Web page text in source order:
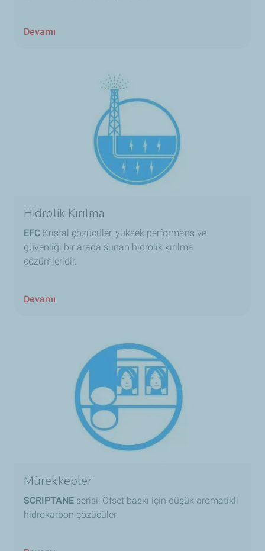
Devamı
Hidrolik Kırılma
EFC Kristal çözücüler, yüksek performans ve
güvenliği bir arada sunan hidrolik kırılma
çözümleridir.
Devamı
Mürekkepler
SCRIPTANE serisi: Ofset baskı için düşük aromatikli
hidrokarbon çözücüler.